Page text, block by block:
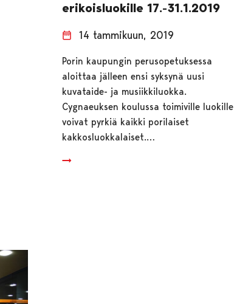
erikoisluokille 17.-31.1.2019
14 tammikuun, 2019
Porin kaupungin perusopetuksessa
aloittaa jälleen ensi syksynä uusi
kuvataide- ja musiikkiluokka.
Cygnaeuksen koulussa toimiville luokille
voivat pyrkiä kaikki porilaiset
kakkosluokkalaiset.…